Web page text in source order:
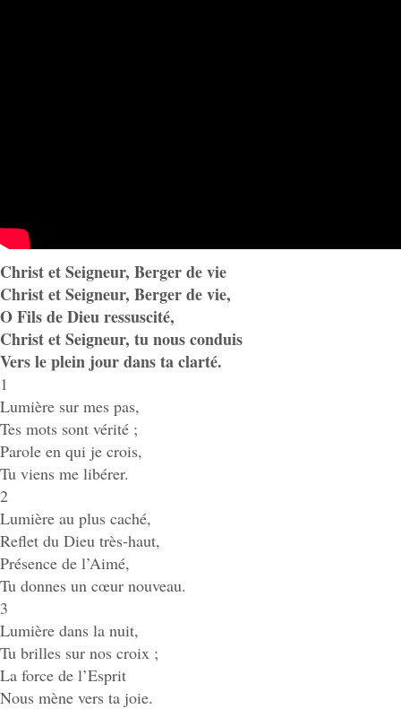
Christ et Seigneur, Berger de vie
Christ et Seigneur, Berger de vie,
O Fils de Dieu ressuscité,
Christ et Seigneur, tu nous conduis
Vers le plein jour dans ta clarté.
1
Lumière sur mes pas,
Tes mots sont vérité ;
Parole en qui je crois,
Tu viens me libérer.
2
Lumière au plus caché,
Reflet du Dieu très-haut,
Présence de l’Aimé,
Tu donnes un cœur nouveau.
3
Lumière dans la nuit,
Tu brilles sur nos croix ;
La force de l’Esprit
Nous mène vers ta joie.